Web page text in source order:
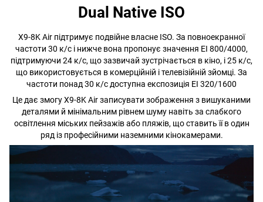
Dual Native ISO
X9-8K Air підтримує подвійне власне ISO. За повноекранної
частоти 30 к/с і нижче вона пропонує значення EI 800/4000,
підтримуючи 24 к/с, що зазвичай зустрічається в кіно, і 25 к/с,
що використовується в комерційній і телевізійній зйомці. За
частоти понад 30 к/с доступна експозиція EI 320/1600
Це дає змогу X9-8K Air записувати зображення з вишуканими
деталями й мінімальним рівнем шуму навіть за слабкого
освітлення міських пейзажів або пляжів, що ставить її в один
ряд із професійними наземними кінокамерами.